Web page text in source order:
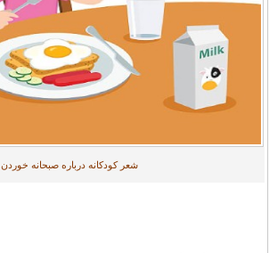
شعر کودکانه درباره صبحانه خوردن